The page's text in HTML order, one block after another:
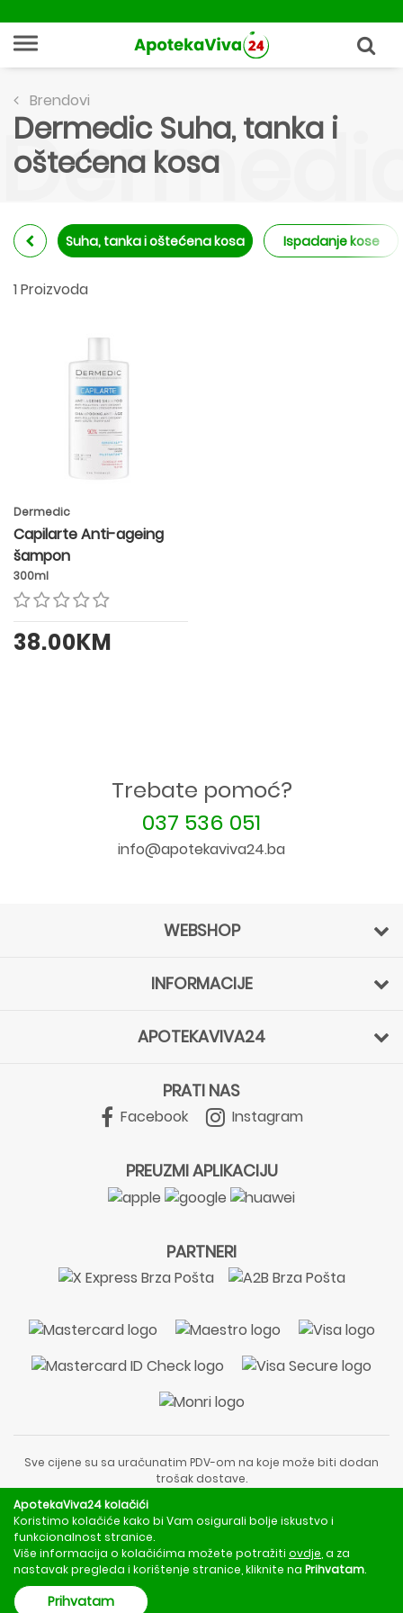
Brendovi
Dermedic Suha, tanka i
oštećena kosa
Suha, tanka i oštećena kosa Ispadanje kose
1 Proizvoda
Dermedic
Capilarte Anti-ageing
šampon
300ml
38.00KM
Trebate pomoć?
037 536 051
info@apotekaviva24.ba
WEBSHOP
INFORMACIJE
APOTEKAVIVA24
PRATI NAS
Facebook Instagram
PREUZMI APLIKACIJU
PARTNERI
Sve cijene su sa uračunatim PDV-om na koje može biti dodan
trošak dostave.
liječnički pregled ili savjet farmaceuta.
Za obavijesti o mjerama opreza, rizicima i nuspojavama
obratite se svom liječniku ili farmaceutu.
Copyright © 2020 - 2026 | ApotekaViva24 | Sva prava zadržava
ApotekaViva24 kolačići
Koristimo kolačiće kako bi Vam osigurali bolje iskustvo i
funkcionalnost stranice.
Više informacija o kolačićima možete potražiti ovdje , a za
nastavak pregleda i korištenje stranice, kliknite na Prihvatam.
Prihvatam